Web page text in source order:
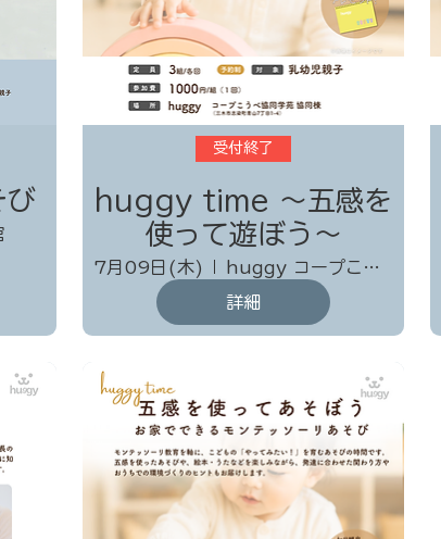
び
受付終了
huggy time 〜五感を
使って遊ぼう～
7月09日(木)
huggy コープこうべ協同学苑 協同棟
詳細